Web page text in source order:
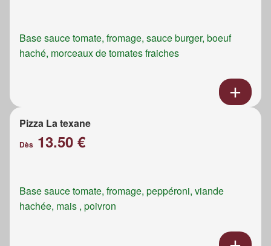
Base sauce tomate, fromage, sauce burger, boeuf
haché, morceaux de tomates fraiches
Pizza La texane
Dès 13.50 €
Base sauce tomate, fromage, peppéroni, viande
hachée, mais , poivron